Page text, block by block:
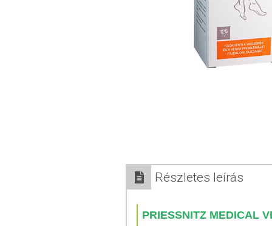
Részletes leírás
PRIESSNITZ MEDICAL